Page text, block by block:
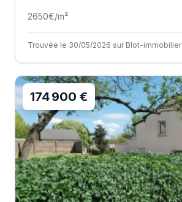
2650€/m²
Trouvée le 30/05/2026 sur Blot-immobilier
174 900 €